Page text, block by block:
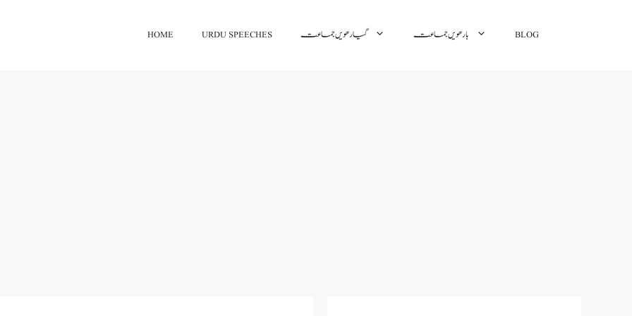
HOME URDU SPEECHES گیارھویں جماعت بارھویں جماعت BLOG